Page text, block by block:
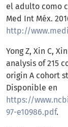
el adulto como
Med Int Méx.
http://
Yong Z, Xin C,
analysis of 215
origin A cohort
Disponible en
https://
97-e10986.pdf.